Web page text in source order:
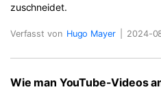
zuschneidet.
Verfasst von Hugo Mayer 2024-
Wie man YouTube-Videos